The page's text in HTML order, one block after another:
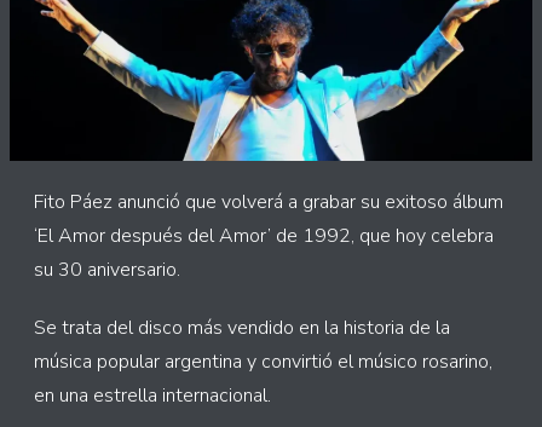
Fito Páez anunció que volverá a grabar su exitoso álbum
‘El Amor después del Amor’ de 1992, que hoy celebra
su 30 aniversario.
Se trata del disco más vendido en la historia de la
música popular argentina y convirtió el músico rosarino,
en una estrella internacional.